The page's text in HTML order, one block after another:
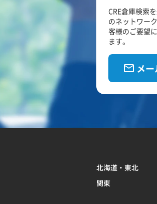
CRE倉庫検索
のネットワー
客様のご要望
ます。
メ
北海道・東北
関東